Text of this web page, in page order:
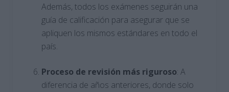
Además, todos los exámenes seguirán una
guía de calificación para asegurar que se
apliquen los mismos estándares en todo el
país.
Proceso de revisión más riguroso: A
diferencia de años anteriores, donde solo